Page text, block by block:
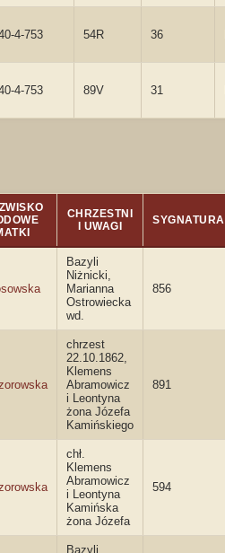
4-753 54R 36
4-753 89V 31
CHRZESTNI
I UWAGI
SYGNATURA
Bazyli
Niżnicki,
Marianna
Ostrowiecka
wd.
856
chrzest
22.10.1862,
Klemens
Abramowicz
i Leontyna
żona Józefa
Kamińskiego
891
chł.
Klemens
Abramowicz
i Leontyna
Kamińska
żona Józefa
594
Bazyli